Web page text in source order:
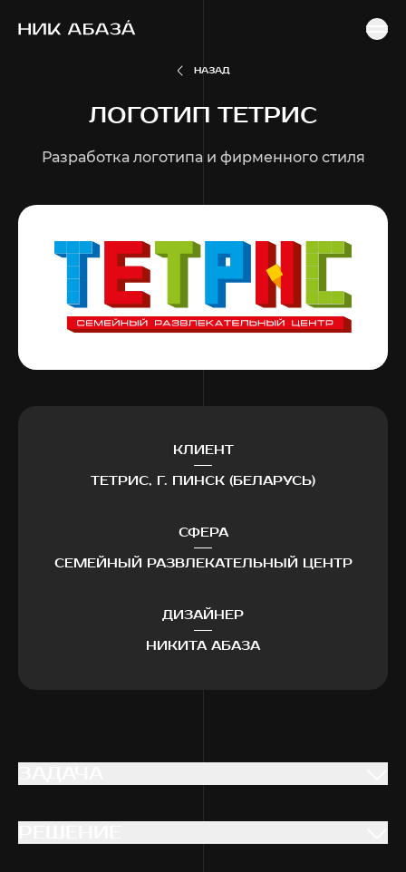
НАЗАД
РАЗРАБОТКА ЛОГОТИПА И ФИРМЕННОГО СТИЛЯ
ЛОГОТИП ТЕТРИС
ЛОГОТИП ТЕТРИС
Разработка логотипа и фирменного стиля
КЛИЕНТ
ТЕТРИС, Г. ПИНСК (БЕЛАРУСЬ)
СФЕРА
СЕМЕЙНЫЙ РАЗВЛЕКАТЕЛЬНЫЙ ЦЕНТР
ДИЗАЙНЕР
НИКИТА АБАЗА